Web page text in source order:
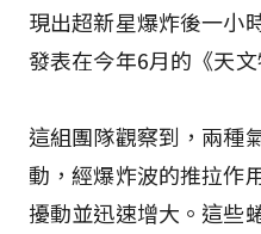
現出超新星爆炸後一小
發表在今年6月的《天文
這組團隊觀察到，兩種
動，經爆炸波的推拉作
擾動並迅速增大。這些